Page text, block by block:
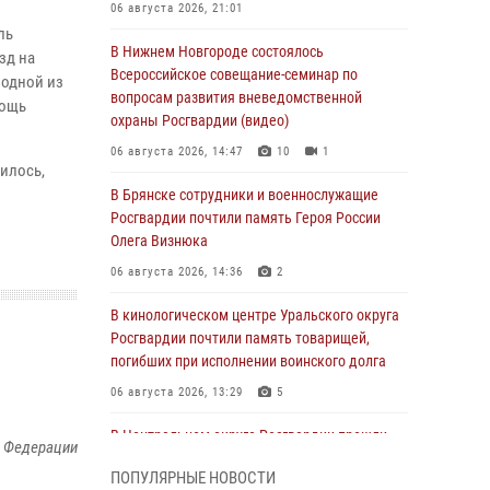
на
из
Федерации
06 августа 2026, 21:01
В Нижнем Новгороде состоялось
Всероссийское совещание-семинар по
вопросам развития вневедомственной
охраны Росгвардии (видео)
06 августа 2026, 14:47 10 1
В Брянске сотрудники и военнослужащие
Росгвардии почтили память Героя России
Олега Визнюка
06 августа 2026, 14:36 2
В кинологическом центре Уральского округа
Росгвардии почтили память товарищей,
погибших при исполнении воинского долга
06 августа 2026, 13:29 5
В Центральном округе Росгвардии прошли
И.К. Яковлева
ПОПУЛЯРНЫЕ НОВОСТИ